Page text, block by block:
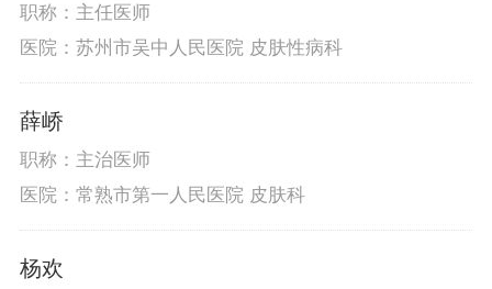
职称：主任医师
医院：苏州市吴中人民医院 皮肤性病科
薛峤
职称：主治医师
医院：常熟市第一人民医院 皮肤科
杨欢